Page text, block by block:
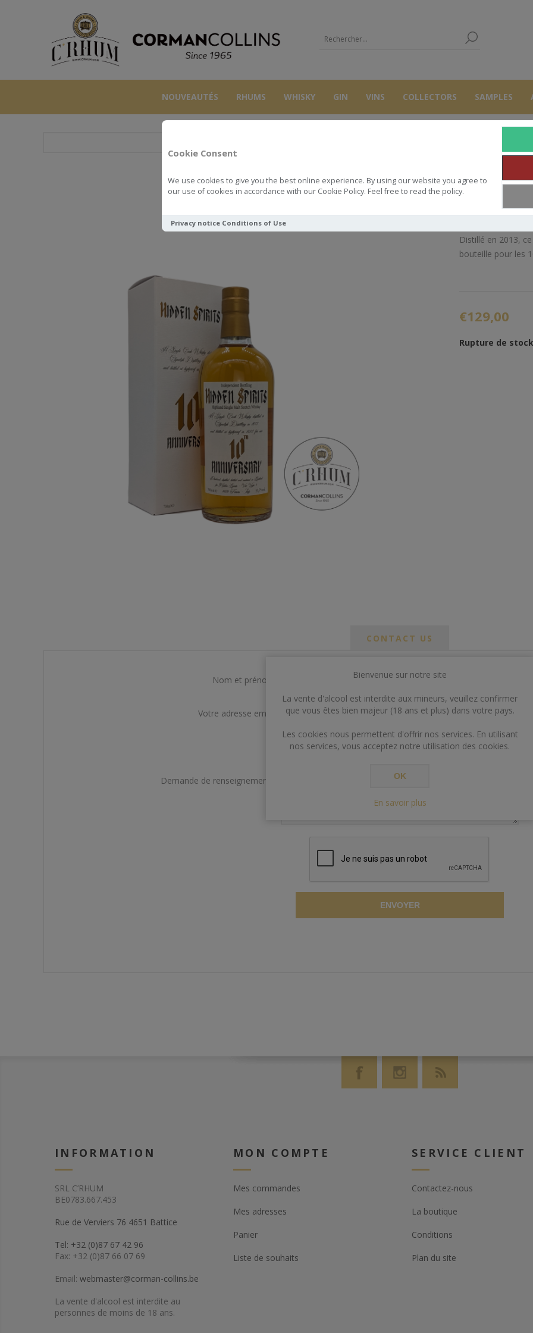
Cookie Consent
We use cookies to give you the best online experience. By using our website you agree to
our use of cookies in accordance with our Cookie Policy. Feel free to read the policy.
Privacy notice Conditions of Use
NOUVEAUTÉS RHUMS WHISKY GIN VINS COLLECTORS SAMPLES
CLYNELISH 2013 53.7° HIDDEN SPIRIT 10TH
Distillé en 2013,
bouteille pour les
€129,00
Rupture de stock
CONTACT US
Nom et prénom
Votre adresse email
Demande de renseignements
ENVOYER
INFORMATION
SRL C’RHUM
BE0783.667.453
Rue de Verviers 76 4651 Battice
Tel: +32 (0)87 67 42 96
Fax: +32 (0)87 66 07 69
Email: webmaster@corman-collins.be
La vente d'alcool est interdite au
personnes de moins de 18 ans.
MON COMPTE
Mes commandes
Mes adresses
Panier
Liste de souhaits
SERVICE CLIENT
Contactez-nous
La boutique
Conditions
Plan du site
Bienvenue sur notre site
La vente d'alcool est interdite aux mineurs, veuillez confirmer
que vous êtes bien majeur (18 ans et plus) dans votre pays.
Les cookies nous permettent d'offrir nos services. En utilisant
nos services, vous acceptez notre utilisation des cookies.
OK
En savoir plus